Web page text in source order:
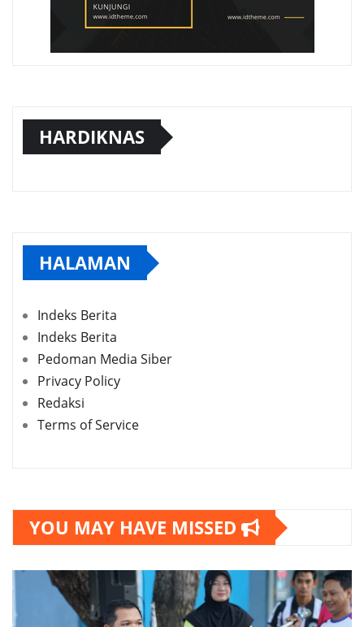
HARDIKNAS
HALAMAN
Indeks Berita
Indeks Berita
Pedoman Media Siber
Privacy Policy
Redaksi
Terms of Service
YOU MAY HAVE MISSED